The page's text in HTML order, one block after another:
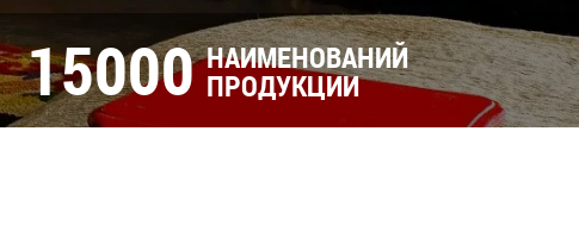
15000 НАИМЕНОВАНИЙ
ПРОДУКЦИИ